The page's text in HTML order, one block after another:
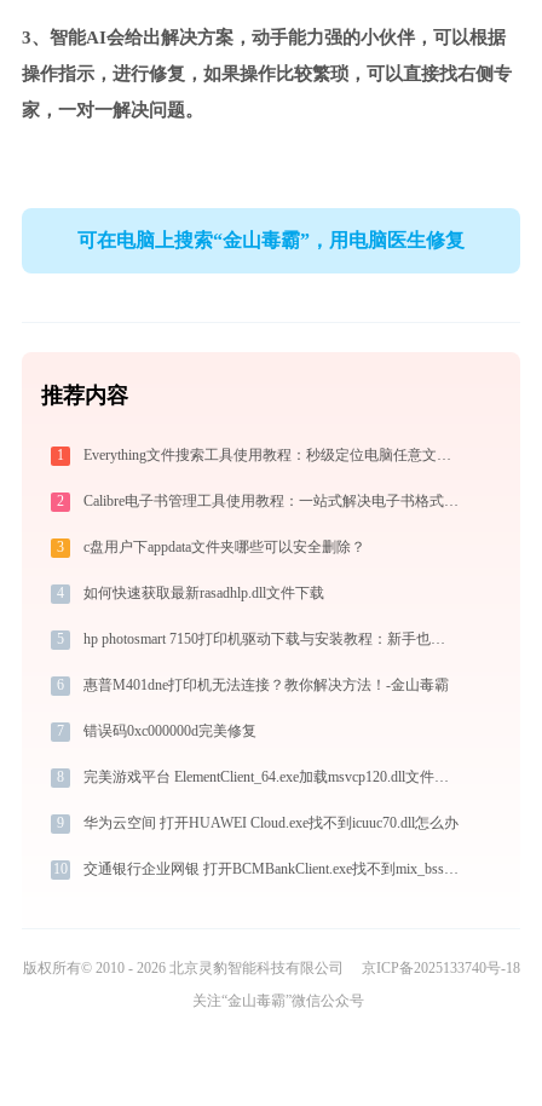
3、智能AI会给出解决方案，动手能力强的小伙伴，可以根据
操作指示，进行修复，如果操作比较繁琐，可以直接找右侧专
家，一对一解决问题。
可在电脑上搜索“金山毒霸”，用电脑医生修复
推荐内容
1 Everything文件搜索工具使用教程：秒级定位电脑任意文件的高效搜索神器
2 Calibre电子书管理工具使用教程：一站式解决电子书格式转换、元数据管理与设备同步
3 c盘用户下appdata文件夹哪些可以安全删除？
4 如何快速获取最新rasadhlp.dll文件下载
5 hp photosmart 7150打印机驱动下载与安装教程：新手也能轻松搞定
6 惠普M401dne打印机无法连接？教你解决方法！-金山毒霸
7 错误码0xc000000d完美修复
8 完美游戏平台 ElementClient_64.exe加载msvcp120.dll文件丢失处理办法
9 华为云空间 打开HUAWEI Cloud.exe找不到icuuc70.dll怎么办
10 交通银行企业网银 打开BCMBankClient.exe找不到mix_bssl.dll怎么办
版权所有© 2010 - 2026 北京灵豹智能科技有限公司
京ICP备2025133740号-18
关注“金山毒霸”微信公众号